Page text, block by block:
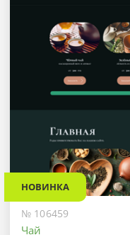
НОВИНКА
№ 106459
Чай